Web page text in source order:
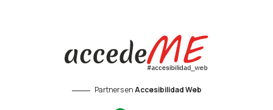
Partners enAccesibilidad Web